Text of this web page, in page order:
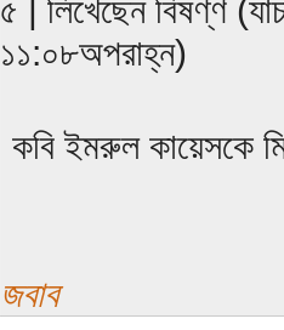
৫ | লিখেছেন বিষণ্ণ
১১:০৮অপরাহ্ন)
কবি ইমরুল কায়েসকে
জবাব